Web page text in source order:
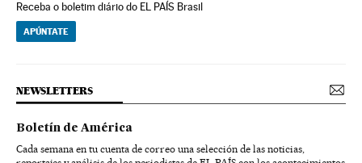
Receba o boletim diário do EL PAÍS Brasil
APÚNTATE
NEWSLETTERS
Boletín de América
Cada semana en tu cuenta de correo una selección de las noticias,